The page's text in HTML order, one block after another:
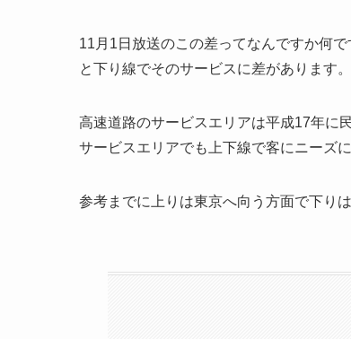
11月1日放送のこの差ってなんですか何
と下り線でそのサービスに差があります。
高速道路のサービスエリアは平成17年に
サービスエリアでも上下線で客にニーズ
参考までに上りは東京へ向う方面で下り